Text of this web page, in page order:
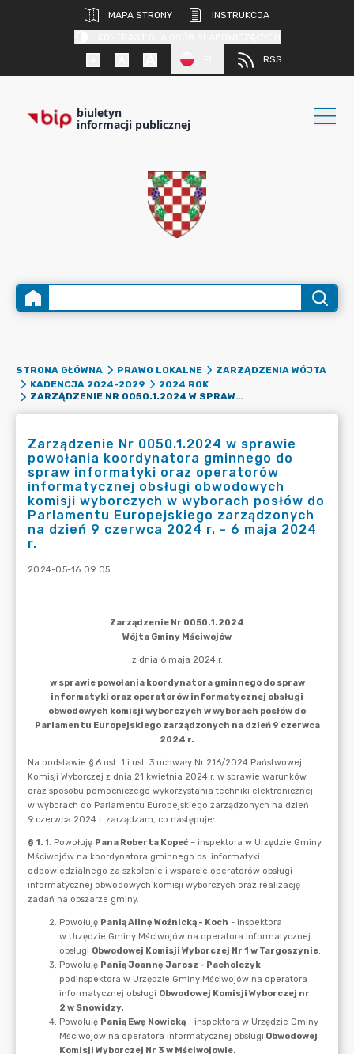
MAPA STRONY
INSTRUKCJA
RSS
biuletyn
informacji publicznej
STRONA GŁÓWNA PRAWO LOKALNE
ZARZĄDZENIA WÓJTA
KADENCJA 2024-2029
2024 ROK
ZARZĄDZENIE NR 0050.1.2024 W SPRAWIE POWOŁANIA KOORDYNATORA GMINNEGO DO SPRAW INFORMATYKI ORAZ OPERATORÓW INFORMATYCZNEJ OBSŁUGI OBWODOWYCH KOMISJI WYBORCZYCH W WYBORACH POSŁÓW DO PARLAMENTU EUROPEJSKIEGO ZARZĄDZONYCH NA DZIEŃ 9 CZERWCA 2024 R. - 6 MAJA 2024 R.
Zarządzenie Nr 0050.1.2024 w sprawie
powołania koordynatora gminnego do
spraw informatyki oraz operatorów
informatycznej obsługi obwodowych
komisji wyborczych w wyborach posłów do
Parlamentu Europejskiego zarządzonych
na dzień 9 czerwca 2024 r. - 6 maja 2024
r.
2024-05-16 09:05